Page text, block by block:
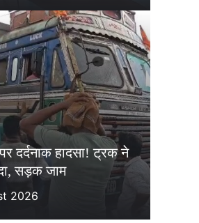
दर्दनाक हादसा! ट्रक ने
सड़क जाम
2026